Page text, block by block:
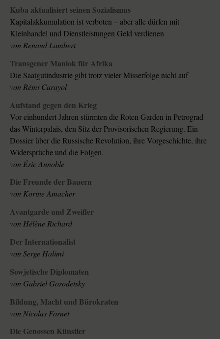
Kuba aktualisiert seinen Sozialismus
Kapitalakkumulation ist verboten – aber alle dürfen mit
Kleinhandel und Dienstleistungen Geld verdienen
von Renaud Lambert
Transgener Maniok für Afrika
Die Saatgutindustrie gibt trotz vieler Misserfolge nicht auf
von Rémi Carayol
Aufstand gegen den Krieg
Vor einhundert Jahren stürmten die Roten Garden in Petrograd
das Winterpalais, den Sitz der Provisorischen Regierung. Ein
Dossier über die Russische Revolution, ihre Vorgeschichte, ihre
Widersprüche und die Folgen.
von Éric Aunoble
Die Freunde der Bauern
von Korine Amacher
Avantgarde und Zweifler
von Hélène Richard
Der Internationalist
von Serge Halimi
Sowjetische Diplomaten
von Gabriel Gorodetsky
Bildung, Macht und Bürokraten
von Nicolas Fornet
Die Genossen Künstler